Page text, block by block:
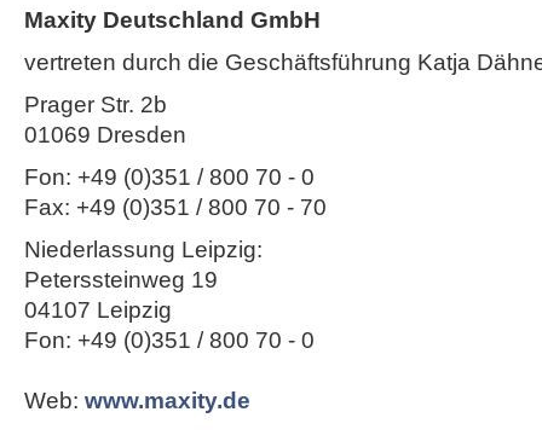
Maxity Deutschland GmbH
vertreten durch die Geschäftsführung Katja
Prager Str. 2b
01069 Dresden
Fon: +49 (0)351 / 800 70 - 0
Fax: +49 (0)351 / 800 70 - 70
Niederlassung Leipzig:
Peterssteinweg 19
04107 Leipzig
Fon: +49 (0)351 / 800 70 - 0
Web: www.maxity.de